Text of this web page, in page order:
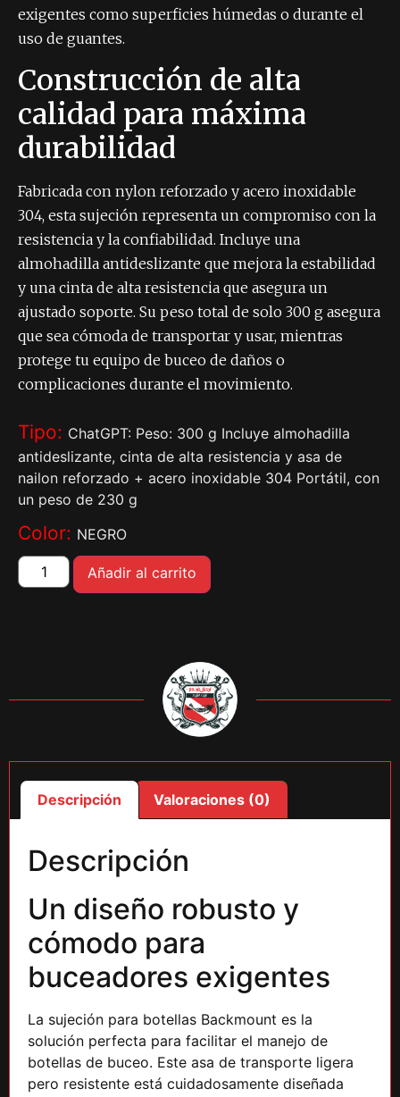
exigentes como superficies húmedas o durante el
uso de guantes.
Construcción de alta
calidad para máxima
durabilidad
Fabricada con nylon reforzado y acero inoxidable
304, esta sujeción representa un compromiso con la
resistencia y la confiabilidad. Incluye una
almohadilla antideslizante que mejora la estabilidad
y una cinta de alta resistencia que asegura un
ajustado soporte. Su peso total de solo 300 g asegura
que sea cómoda de transportar y usar, mientras
protege tu equipo de buceo de daños o
complicaciones durante el movimiento.
Tipo: ChatGPT: Peso: 300 g Incluye almohadilla
antideslizante, cinta de alta resistencia y asa de
nailon reforzado + acero inoxidable 304 Portátil, con
un peso de 230 g
Color: NEGRO
Añadir al carrito
Descripción Valoraciones (0)
Descripción
Un diseño robusto y
cómodo para
buceadores exigentes
La sujeción para botellas Backmount es la
solución perfecta para facilitar el manejo de
botellas de buceo. Este asa de transporte ligera
pero resistente está cuidadosamente diseñada